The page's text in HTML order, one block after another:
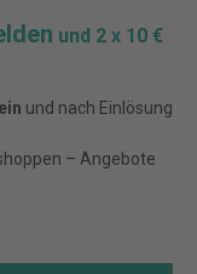
und 2 x 10 €
und nach Einlösung
– Angebote